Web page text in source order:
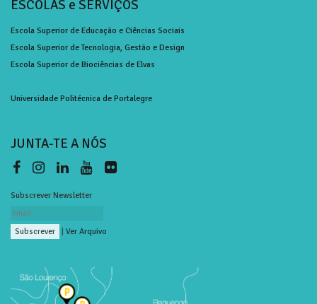
ESCOLAS e SERVIÇOS
Escola Superior de Educação e Ciências Sociais
Escola Superior de Tecnologia, Gestão e Design
Escola Superior de Biociências de Elvas
Universidade Politécnica de Portalegre
JUNTA-TE A NÓS
Subscrever Newsletter
Ver Arquivo